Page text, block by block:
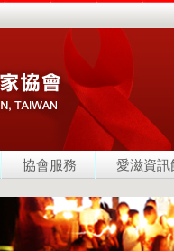
協會服務 愛滋資訊